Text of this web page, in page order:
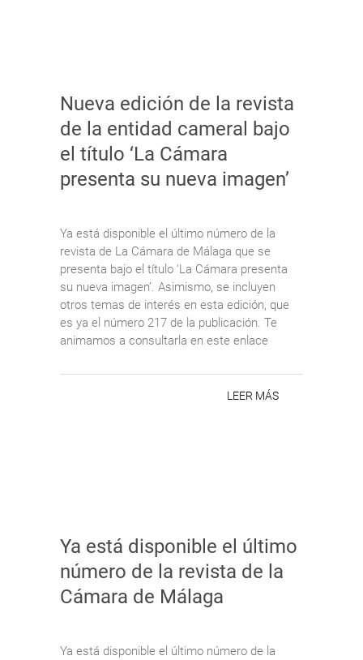
Nueva edición de la revista
de la entidad cameral bajo
el título ‘La Cámara
presenta su nueva imagen’
Ya está disponible el último número de la
revista de La Cámara de Málaga que se
presenta bajo el título ‘La Cámara presenta
su nueva imagen’. Asimismo, se incluyen
otros temas de interés en esta edición, que
es ya el número 217 de la publicación. Te
animamos a consultarla en este enlace
LEER MÁS
Ya está disponible el último
número de la revista de la
Cámara de Málaga
Ya está disponible el último número de la